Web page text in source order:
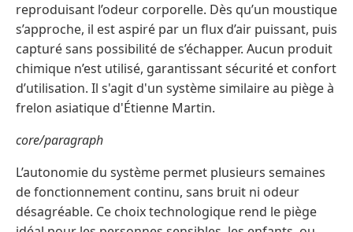
reproduisant l’odeur corporelle. Dès qu’un moustique
s’approche, il est aspiré par un flux d’air puissant, puis
capturé sans possibilité de s’échapper. Aucun produit
chimique n’est utilisé, garantissant sécurité et confort
d’utilisation. Il s'agit d'un système similaire au piège à
frelon asiatique d'Étienne Martin.
core/paragraph
L’autonomie du système permet plusieurs semaines
de fonctionnement continu, sans bruit ni odeur
désagréable. Ce choix technologique rend le piège